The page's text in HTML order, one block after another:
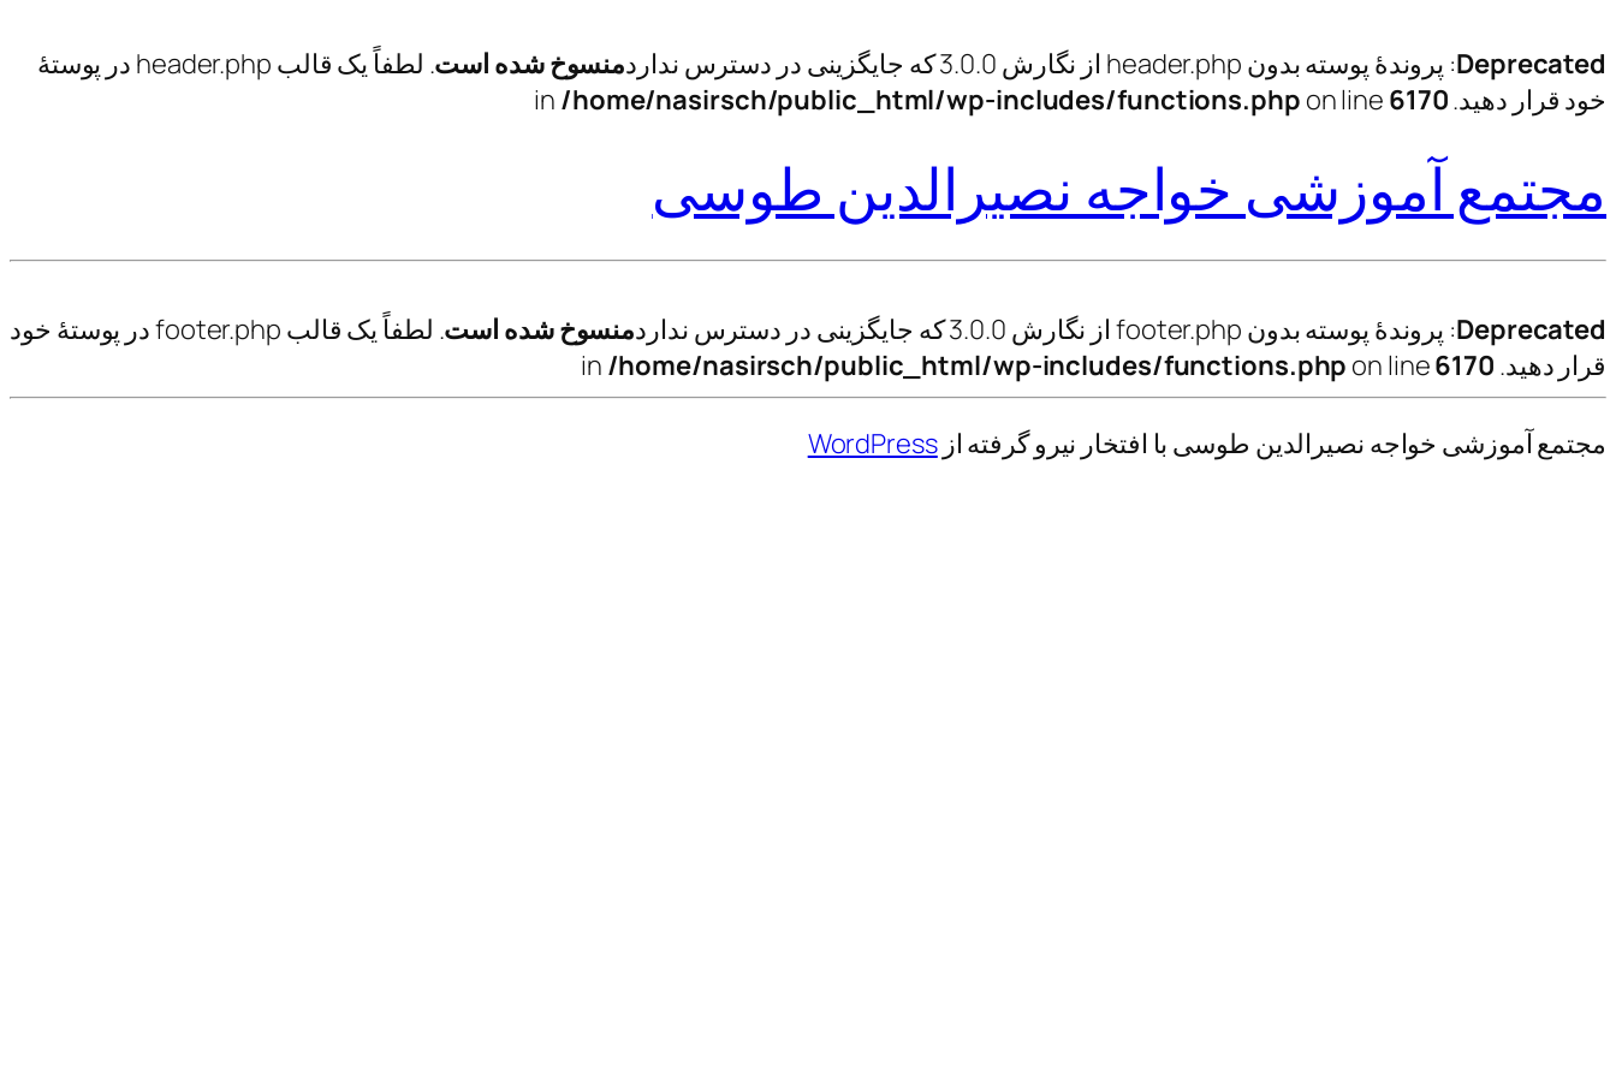
Deprecated: پروندهٔ پوسته بدون header.php از نگارش 3.0.0 که جایگزینی در دسترس ندارد منسوخ شده است
. لطفاً یک قالب header.php در پوستهٔ
خود قرار دهید. in
/home/nasirsch/public_html/wp-includes/functions.php on line 6170
مجتمع آموزشی خواجه نصیرالدین طوسی
Deprecated: پروندهٔ پوسته بدون footer.php از نگارش 3.0.0 که جایگزینی در دسترس ندارد منسوخ شده است
. لطفاً یک قالب footer.php در پوستهٔ خود
قرار دهید. in
/home/nasirsch/public_html/wp-includes/functions.php on line6170
مجتمع آموزشی خواجه نصیرالدین طوسی با افتخار نیرو گرفته ازWordPress